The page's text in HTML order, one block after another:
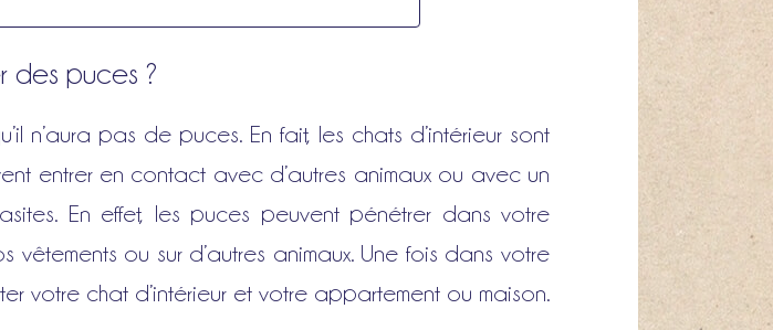
des puces ?
n’aura pas de puces. En fait, les chats d’intérieur sont
entrer en contact avec d’autres animaux ou avec un
En effet, les puces peuvent pénétrer dans votre
ou sur d’autres animaux. Une fois dans votre
votre chat d’intérieur et votre appartement ou maison.